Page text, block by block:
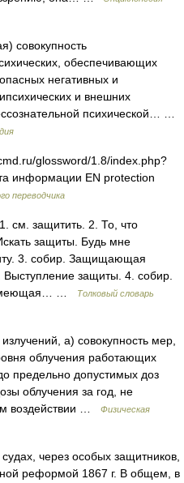
совокупность
обеспечивающих
негативных и
и внешних
психической… …
glossword/1.8/index.php?
информации EN protection
переводчика
защитить. 2. То, что
защиты. Будь мне
3. собир. Защищающая
защиты. 4. собир.
имеющая… …
Толковый словарь
а) совокупность мер,
облучения работающих
предельно допустимых доз
облучения за год, не
воздействии …
Физическая
через особых защитников,
реформой 1867 г. В общем, в